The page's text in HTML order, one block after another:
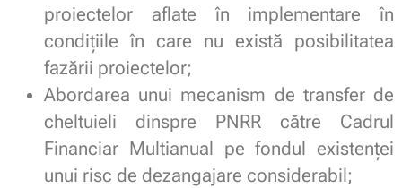
proiectelor aflate în implementare în
condițiile în care nu există posibilitatea
fazării proiectelor;
Abordarea unui mecanism de transfer de
cheltuieli dinspre PNRR către Cadrul
Financiar Multianual pe fondul existenței
unui risc de dezangajare considerabil;